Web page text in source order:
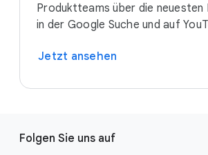
Produktteams über die neuesten
in der Google Suche und auf
Jetzt ansehen
Folgen Sie uns auf